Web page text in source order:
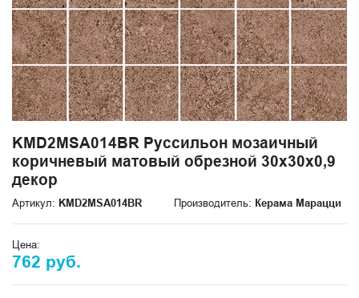
KMD2MSA014BR Руссильон мозаичный
коричневый матовый обрезной 30x30x0,9
декор
Артикул: KMD2MSA014BR Производитель: Керама Марацци
Цена:
762 руб.